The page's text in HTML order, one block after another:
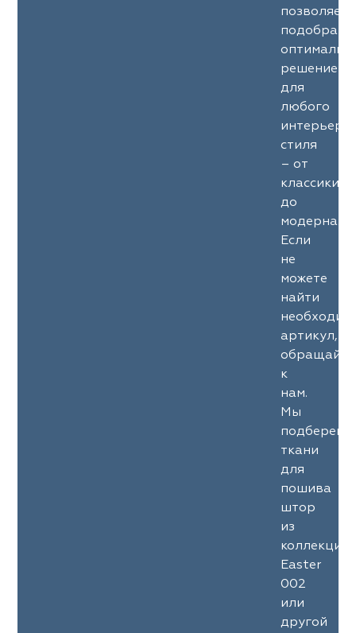
позволяет
подобрать
решение
для
любого
стиля
– от
классики
до
модерна.
Если
не
можете
найти
артикул,
к
нам.
Мы
подберем
ткани
для
пошива
штор
из
Easter
002
или
другой